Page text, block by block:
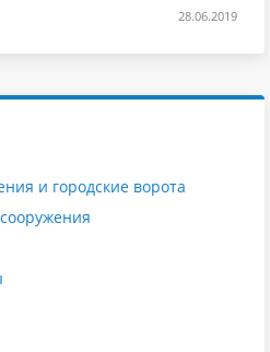
28.06.2019
и городские ворота